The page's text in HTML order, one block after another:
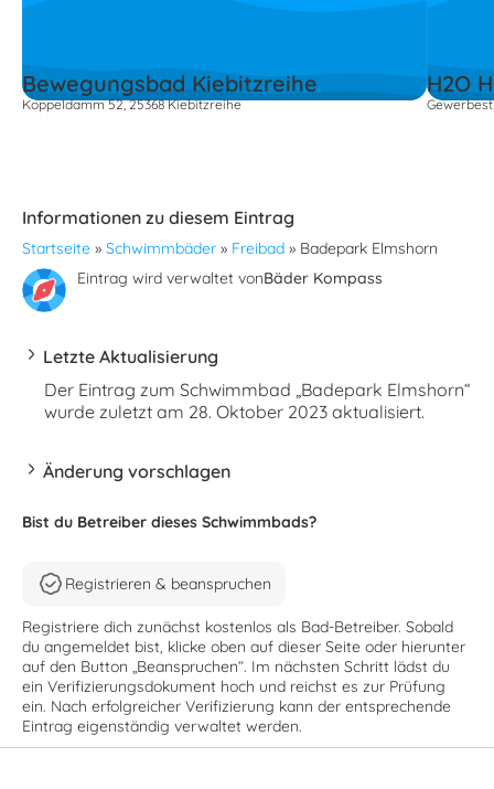
Bewegungsbad Kiebitzreihe
Koppeldamm 52, 25368 Kiebitzreihe
H2O
Informationen zu diesem Eintrag
Startseite » Schwimmbäder » Freibad » Badepark Elmshorn
Eintrag wird verwaltet vonBäder Kompass
Letzte Aktualisierung
Der Eintrag zum Schwimmbad „Badepark Elmshorn“
wurde zuletzt am 28. Oktober 2023 aktualisiert.
Änderung vorschlagen
Bist du Betreiber dieses Schwimmbads?
Registrieren & beanspruchen
Registriere dich zunächst kostenlos als Bad-Betreiber. Sobald
du angemeldet bist, klicke oben auf dieser Seite oder hierunter
auf den Button „Beanspruchen“. Im nächsten Schritt lädst du
ein Verifizierungsdokument hoch und reichst es zur Prüfung
ein. Nach erfolgreicher Verifizierung kann der entsprechende
Eintrag eigenständig verwaltet werden.